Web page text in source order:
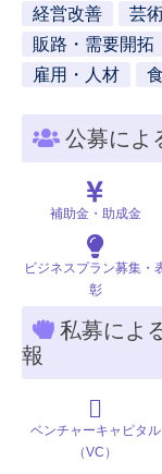
経営改善
芸
販路・需要開拓
雇用・人材
公募によ
補助金・助成金
ビジネスプラン募集・
彰
私募によ
報
ベンチャーキャピタル
（VC）